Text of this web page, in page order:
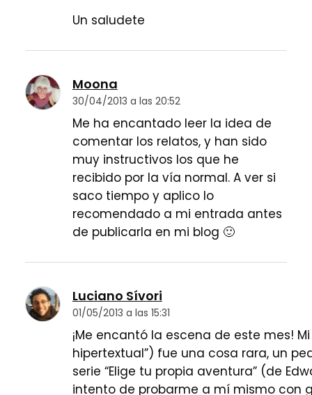
Un saludete
Moona
30/04/2013 a las 20:52
Me ha encantado leer la idea de
comentar los relatos, y han sido
muy instructivos los que he
recibido por la vía normal. A ver si
saco tiempo y aplico lo
recomendado a mi entrada antes
de publicarla en mi blog 🙂
Luciano Sívori
01/05/2013 a las 15:31
¡Me encantó la escena de este mes!
hipertextual”) fue una cosa rara, un
serie “Elige tu propia aventura” (de
intento de probarme a mí mismo con